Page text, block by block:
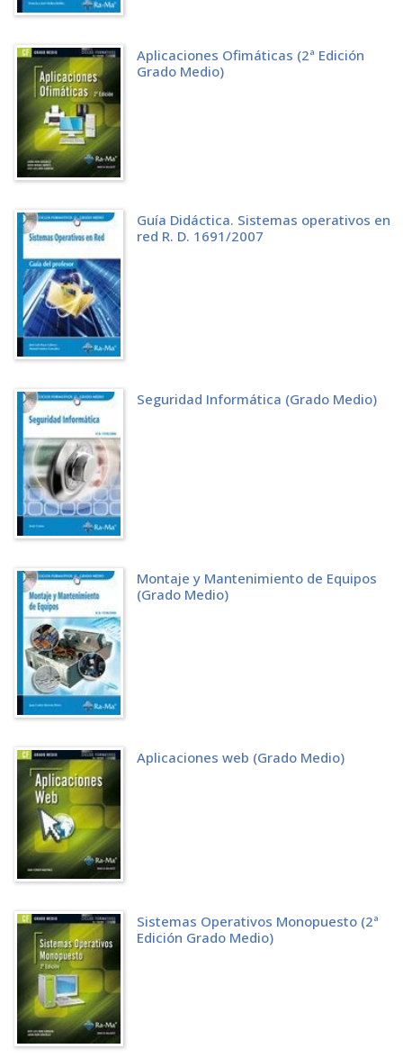
2.7.2 Activación de Windows Server 2008
2.9 TEST DE CONOCIMIENTOS
LA INSTALACIÓN DE SOFTWARE
3.1 LAS ACTUALIZACIONES AUTOMÁTICAS
3.1.1 Desde Windows Server 2003
3.1.2 Desde Windows Server 2008
3.2 LOS PAQUETES DE INSTALACIÓN
3.3 LAS COMPRESIÓN DE LOS DATOS
3.3.1 Los compresores de archivos
3.4 AGREGAR O QUITAR PROGRAMAS
3.4.1 La instalación de nuevos programas
3.4.2 La desinstalación de programas
3.4.2.1 Desde Windows Server 2003
3.4.2.2 Desde Windows Server 2008
3.5 TEST DE CONOCIMIENTOS
LA GESTIÓN DE DOMINIOS
4.1 CONCEPTOS PREVIOS
4.2.1 En Windows Server 2003
4.2.1.1 Cómo degradar un controlador de dominio
4.2.2 En Windows Server 2008
4.2.2.1 Cómo degradar un controlador de dominio
4.3 CONEXIÓN DE LA ESTACIÓN DE TRABAJO
4.3.1 Desde Windows XP
4.3.2 Desde Windows Vista
4.3.3 Desde Windows 7
4.4 LAS RELACIONES DE CONFIANZA
4.4.1.1 Confianza unidireccional
4.4.1.2 Confianza bidireccional
4.4.1.4 Confianza intransitiva
4.4.2 Las confianzas explícitas entre dominios
4.4.3 Introducción a Dominios y confianzas de Active Directory
4.4.4 Cómo crear una relación de confianza explícita con un dominio
4.4.4.1 Con Windows Server 2003
4.4.4.2 Con Windows Server 2008
4.4.5 Cómo ver las relaciones de confianza de un dominio
4.4.5.2 Con Windows Server 2008
4.5 LAS UNIDADES ORGANIZATIVAS
4.5.1 Cómo crear una unidad organizativa
4.5.2 Cómo mover una unidad organizativa
4.5.3 Cómo eliminar una unidad organizativa
4.6 EJERCICIOS PROPUESTOS
4.7 TEST DE CONOCIMIENTOS
LA GESTIÓN DE USUARIOS, GRUPOS Y EQUIPOS
5.1.1 Los usuarios globales o del dominio
5.1.1.1 Cómo crearlos
5.1.1.2 Cómo modificarlos
5.1.1.3 Cómo cambiar su nombre
5.1.1.4 Cómo modificar su contraseña
5.1.1.5 Cómo eliminarlos
5.1.1.6 Cómo limitar las horas de conexión de un usuario
5.1.1.7 Cómo limitar las estaciones desde las que conectarse
5.1.1.8 Copiando una cuenta de usuario
Aplicaciones Ofimáticas (2ª Edición
Grado Medio)
Guía Didáctica. Sistemas operativos en
red R. D. 1691/2007
Seguridad Informática (Grado Medio)
Montaje y Mantenimiento de Equipos
(Grado Medio)
Aplicaciones web (Grado Medio)
Sistemas Operativos Monopuesto (2ª
Edición Grado Medio)